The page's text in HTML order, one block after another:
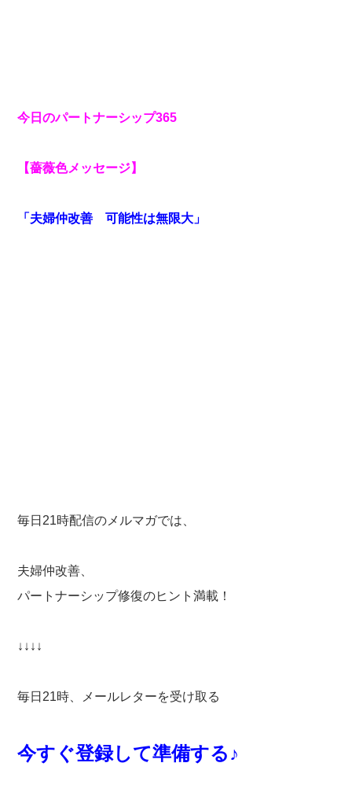
今日のパートナーシップ365
【薔薇色メッセージ】
「夫婦仲改善 可能性は無限大」
毎日21時配信のメルマガでは、
夫婦仲改善、
パートナーシップ修復のヒント満載！
↓↓↓↓
毎日21時、メールレターを受け取る
今すぐ登録して準備する♪